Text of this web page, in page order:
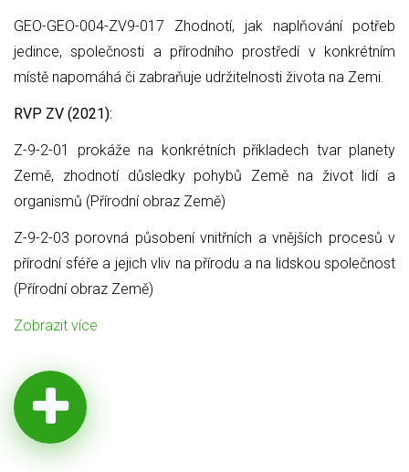
GEO-GEO-004-ZV9-017 Zhodnotí, jak naplňování potřeb
jedince, společnosti a přírodního prostředí v konkrétním
místě napomáhá či zabraňuje udržitelnosti života na Zemi.
RVP ZV (2021):
Z-9-2-01 prokáže na konkrétních příkladech tvar planety
Země, zhodnotí důsledky pohybů Země na život lidí a
organismů (Přírodní obraz Země)
Z-9-2-03 porovná působení vnitřních a vnějších procesů v
přírodní sféře a jejich vliv na přírodu a na lidskou společnost
(Přírodní obraz Země)
Zobrazit více